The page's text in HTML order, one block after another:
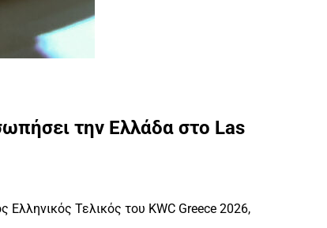
την Ελλάδα στο Las
Τελικός του KWC Greece 2026,